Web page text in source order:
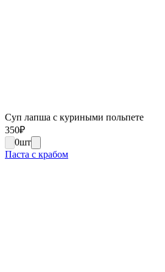
Суп лапша с куриными польпете
350₽
0шт
Паста с крабом